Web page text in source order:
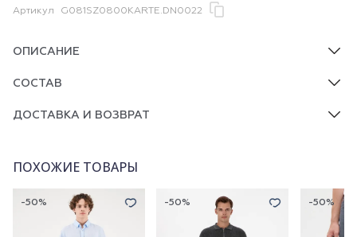
Артикул G081SZ0800KARTE.DN0022
ОПИСАНИЕ
СОСТАВ
ДОСТАВКА И ВОЗВРАТ
ПОХОЖИЕ ТОВАРЫ
-50% -50% -50%